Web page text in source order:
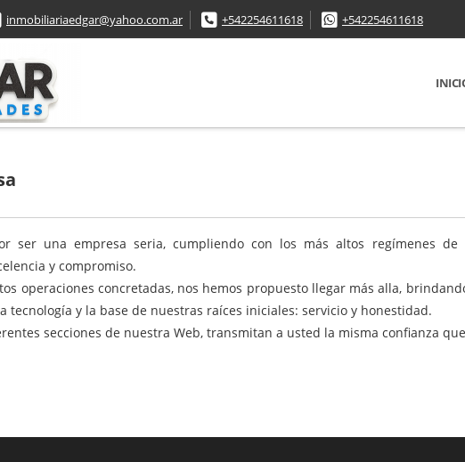
inmobiliariaedgar@yahoo.com.ar +542254611618 +542254611618
ser una empresa seria, cumpliendo con los más altos regímenes
y compromiso.
operaciones concretadas, nos hemos propuesto llegar más alla,
tecnología y la base de nuestras raíces iniciales: servicio y honestidad.
secciones de nuestra Web, transmitan a usted la misma confianza